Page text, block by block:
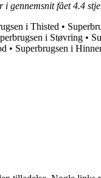
i gennemsnit fået4.4
i Thisted •
i Støvring •
• Superbrugsen i